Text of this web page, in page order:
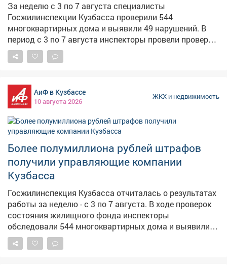
За неделю с 3 по 7 августа специалисты
Госжилинспекции Кузбасса проверили 544
многоквартирных дома и выявили 49 нарушений. В
период с 3 по 7 августа инспекторы провели проверку
состояния жилищного фонда. Обследовано 544
многоквартирных дома, выявлено 49 нарушений. По
протоколов, выдано 55 представлений и
предостережений. Общая сумма штрафных санкций
превысила 500 тысяч рублей. В сфере
лицензирования управляющих компаний принято 22
положительных решения о внесении изменений в
неделе не выносилось. Всего с начала 2026 года
Госжилинспекция Кузбасса выявила более 2 350
нарушений в работе управляющих компаний.
АиФ в Кузбассе
10 августа 2026
ЖКХ и недвижимость
Более полумиллиона рублей штрафов
получили управляющие компании
Кузбасса
Госжилинспекция Кузбасса отчиталась о результатах
работы за неделю - с 3 по 7 августа. В ходе проверок
состояния жилищного фонда инспекторы
обследовали 544 многоквартирных дома и выявили
49 нарушений. По итогам контрольных мероприятий
специалисты составили 20 административных